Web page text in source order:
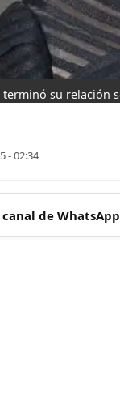
su relación
- 02:34
de WhatsApp